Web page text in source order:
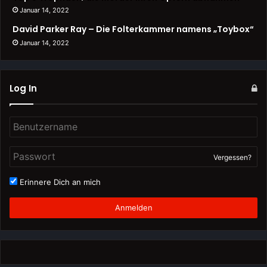
Januar 14, 2022
David Parker Ray – Die Folterkammer namens „Toybox“
Januar 14, 2022
Log In
Vergessen?
Erinnere Dich an mich
Anmelden